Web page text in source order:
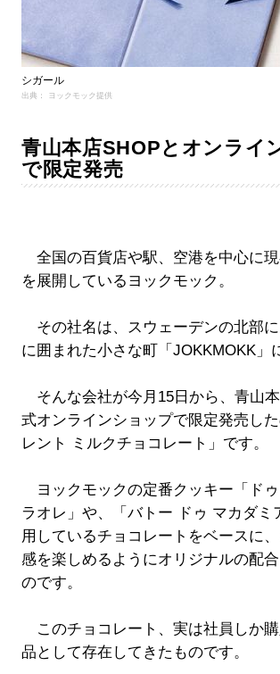
シガール
出典： ヨックモック提供
青山本店SHOPとオンライ
で限定発売
全国の百貨店や駅、空港を中心に
を展開しているヨックモック。
その社名は、スウェーデンの北部
に囲まれた小さな町「JOKKMOKK」
そんな会社が今月15日から、青山
式オンラインショップで限定発売し
レント ミルクチョコレート」です。
ヨックモックの定番クッキー「ド
ラオレ」や、「バトー ドゥ マカダミ
用しているチョコレートをベースに
感を楽しめるようにオリジナルの配
のです。
このチョコレート、実は社員しか
品として存在してきたものです。